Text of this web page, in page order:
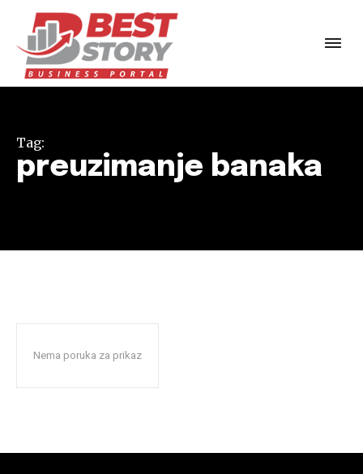
Tag:
preuzimanje banaka
Nema poruka za prikaz